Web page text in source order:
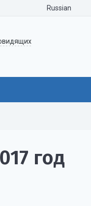
Russian
год